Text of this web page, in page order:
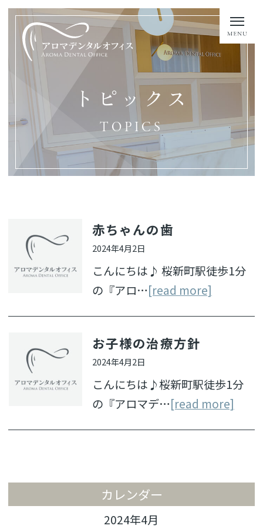
トピックス
TOPICS
赤ちゃんの歯
2024年4月2日
こんにちは♪ 桜新町駅徒歩1分
の『アロ…[read more]
お子様の治療方針
2024年4月2日
こんにちは♪桜新町駅徒歩1分
の『アロマデ…[read more]
カレンダー
2024年4月